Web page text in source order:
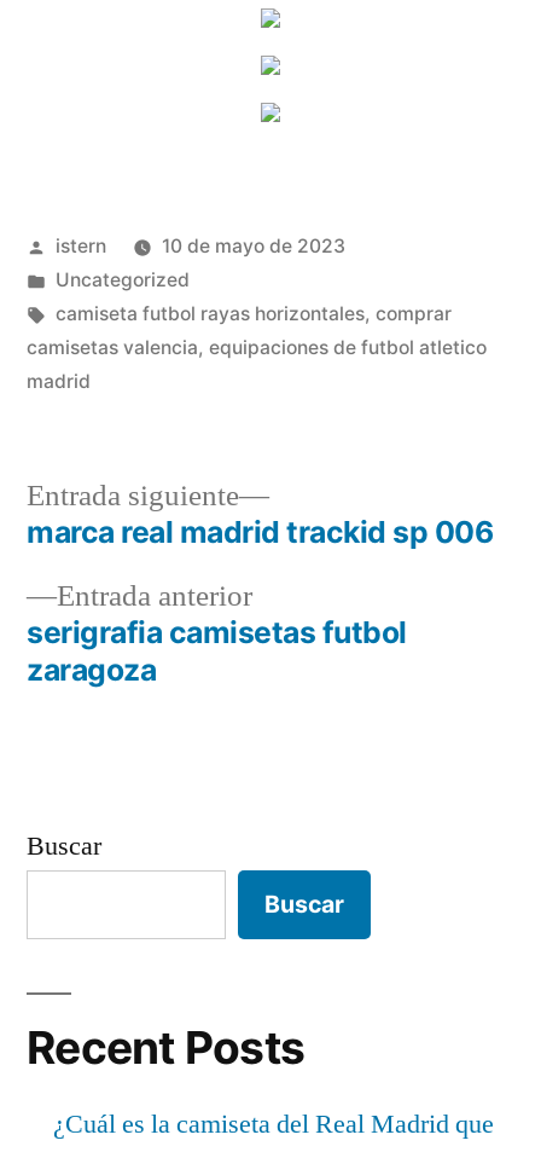
Publicado
por
istern
10 de mayo de 2023
Publicado
en
Uncategorized
Etiquetas:
camiseta futbol rayas horizontales, comprar
camisetas valencia, equipaciones de futbol atletico
madrid
Navegación
de
entradas
Entrada anteriorEntrada
anterior:
serigrafia camisetas futbol
zaragoza
Entrada siguiente
Entrada
siguiente:
marca real madrid trackid sp 006
Buscar
Buscar
Recent Posts
¿Cuál es la camiseta del Real Madrid que